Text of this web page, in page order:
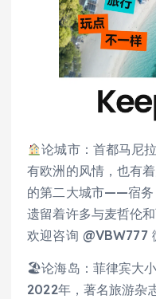
论城市：首都马尼
有欧洲的风情，也有
的第二大城市——宿务
遗留着许多与麦哲伦
欢迎咨询 @VBW777
🏖论海岛：菲律宾大
2022年，著名旅游